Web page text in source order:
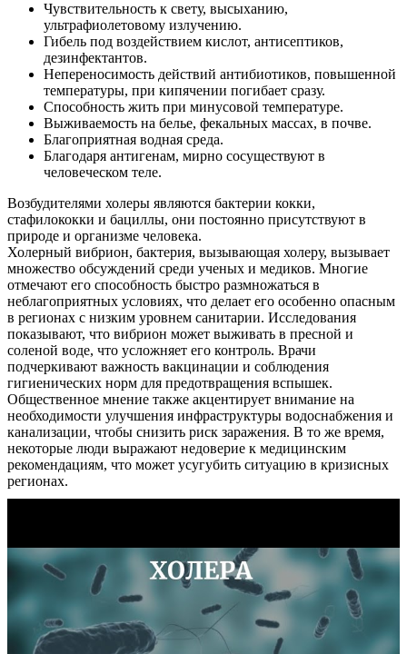
О нас
Услуги
Акции
Отзывы
Статьи
Контакты
Чувствительность к свету, высыханию,
ультрафиолетовому излучению.
Гибель под воздействием кислот, антисептиков,
дезинфектантов.
Непереносимость действий антибиотиков, повышенной
температуры, при кипячении погибает сразу.
Способность жить при минусовой температуре.
Выживаемость на белье, фекальных массах, в почве.
Благоприятная водная среда.
Благодаря антигенам, мирно сосуществуют в
человеческом теле.
Возбудителями холеры являются бактерии кокки,
стафилококки и бациллы, они постоянно присутствуют в
природе и организме человека.
Холерный вибрион, бактерия, вызывающая холеру, вызывает
множество обсуждений среди ученых и медиков. Многие
отмечают его способность быстро размножаться в
неблагоприятных условиях, что делает его особенно опасным
в регионах с низким уровнем санитарии. Исследования
показывают, что вибрион может выживать в пресной и
соленой воде, что усложняет его контроль. Врачи
подчеркивают важность вакцинации и соблюдения
гигиенических норм для предотвращения вспышек.
Общественное мнение также акцентирует внимание на
необходимости улучшения инфраструктуры водоснабжения и
канализации, чтобы снизить риск заражения. В то же время,
некоторые люди выражают недоверие к медицинским
рекомендациям, что может усугубить ситуацию в кризисных
регионах.